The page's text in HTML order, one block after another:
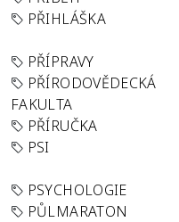
PŘIHLÁŠKA
PŘÍPRAVY
PŘÍRODOVĚDECKÁ
FAKULTA
PŘÍRUČKA
PSI
PSYCHOLOGIE
PŮLMARATON